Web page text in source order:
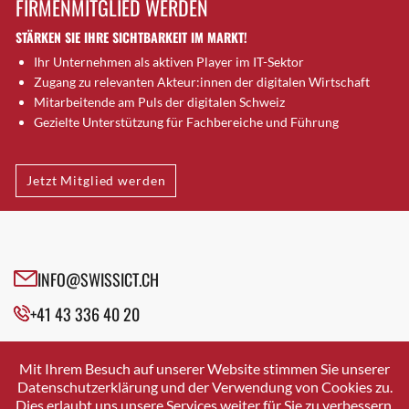
Brugg AG
Brütten
Bubendorf
Bubikon
Buchs (SG)
Bäretswil
Bülach
Cazis
Crissier
Davos Platz
Dierikon
Dietikon
FIRMENMITGLIED WERDEN
STÄRKEN SIE IHRE SICHTBARKEIT IM MARKT!
Ihr Unternehmen als aktiven Player im IT-Sektor
Zugang zu relevanten Akteur:innen der digitalen Wirtschaft
Mitarbeitende am Puls der digitalen Schweiz
Gezielte Unterstützung für Fachbereiche und Führung
Jetzt Mitglied werden
INFO@SWISSICT.CH
+41 43 336 40 20
SWISSICT
VULKANSTRASSE 120
8048 ZURICH
Mit Ihrem Besuch auf unserer Website stimmen Sie unserer
Datenschutzerklärung und der Verwendung von Cookies zu.
Dies erlaubt uns unsere Services weiter für Sie zu verbessern.